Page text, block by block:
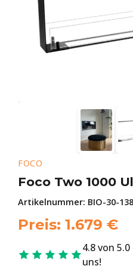
FOCO
Foco Two 1000
Artikelnummer: BIO-30-138
Preis: 1.679 €
4.8 von
uns!